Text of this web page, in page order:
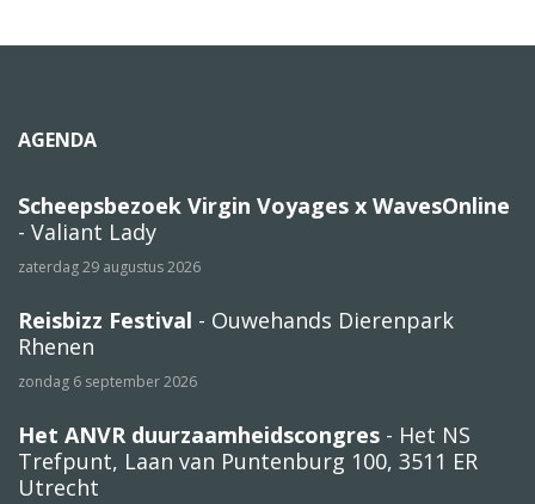
AGENDA
Scheepsbezoek Virgin Voyages x WavesOnline
- Valiant Lady
zaterdag 29 augustus 2026
Reisbizz Festival - Ouwehands Dierenpark
Rhenen
zondag 6 september 2026
Het ANVR duurzaamheidscongres - Het NS
Trefpunt, Laan van Puntenburg 100, 3511 ER
Utrecht